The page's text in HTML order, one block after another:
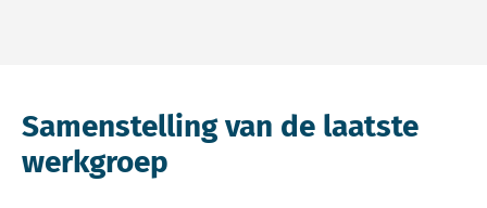
Samenstelling van de laatste
werkgroep